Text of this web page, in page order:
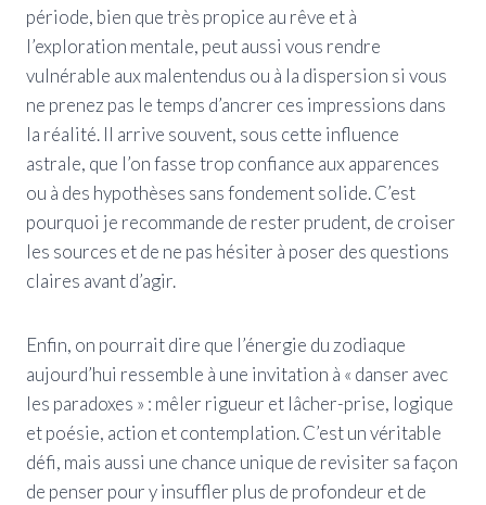
période, bien que très propice au rêve et à
l’exploration mentale, peut aussi vous rendre
vulnérable aux malentendus ou à la dispersion si vous
ne prenez pas le temps d’ancrer ces impressions dans
la réalité. Il arrive souvent, sous cette influence
astrale, que l’on fasse trop confiance aux apparences
ou à des hypothèses sans fondement solide. C’est
pourquoi je recommande de rester prudent, de croiser
les sources et de ne pas hésiter à poser des questions
claires avant d’agir.
Enfin, on pourrait dire que l’énergie du zodiaque
aujourd’hui ressemble à une invitation à « danser avec
les paradoxes » : mêler rigueur et lâcher-prise, logique
et poésie, action et contemplation. C’est un véritable
défi, mais aussi une chance unique de revisiter sa façon
de penser pour y insuffler plus de profondeur et de